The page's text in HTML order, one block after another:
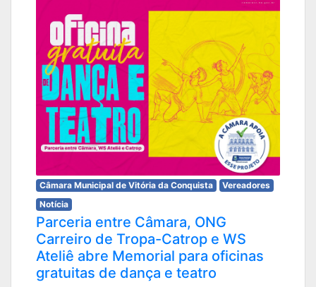
Câmara Municipal de Vitória da Conquista
Vereadores
Notícia
Parceria entre Câmara, ONG
Carreiro de Tropa-Catrop e WS
Ateliê abre Memorial para oficinas
gratuitas de dança e teatro